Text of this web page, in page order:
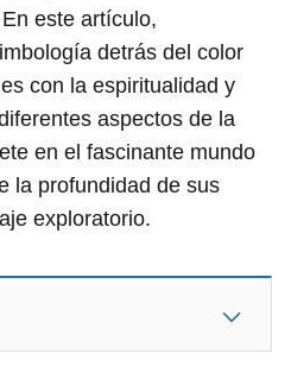
este artículo,
detrás del color
con la espiritualidad y
aspectos de la
en el fascinante mundo
la profundidad de sus
exploratorio.